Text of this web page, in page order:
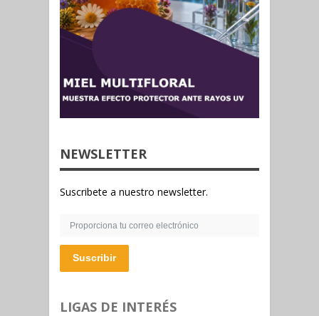
NEWSLETTER
Suscribete a nuestro newsletter.
Suscribir
LIGAS DE INTERÉS